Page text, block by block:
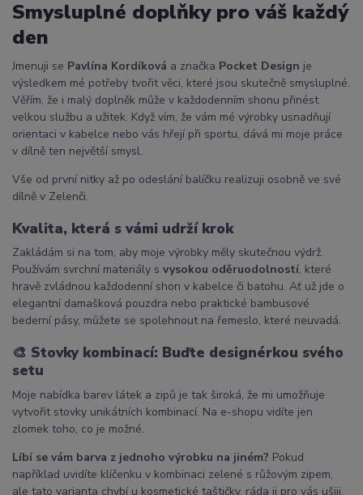
Smysluplné doplňky pro váš každý
den
Jmenuji se Pavlína Kordíková a značka Pocket Design je
výsledkem mé potřeby tvořit věci, které jsou skutečně smysluplné.
Věřím, že i malý doplněk může v každodenním shonu přinést
velkou službu a užitek. Když vím, že vám mé výrobky usnadňují
orientaci v kabelce nebo vás hřejí při sportu, dává mi moje práce
v dílně ten největší smysl.
Vše od první nitky až po odeslání balíčku realizuji osobně ve své
dílně v Zelenči.
Kvalita, která s vámi udrží krok
Zakládám si na tom, aby moje výrobky měly skutečnou výdrž.
Používám svrchní materiály s vysokou oděruodolností, které
hravě zvládnou každodenní shon v kabelce či batohu. Ať už jde o
elegantní damašková pouzdra nebo praktické bambusové
bederní pásy, můžete se spolehnout na řemeslo, které neuvadá.
🎨 Stovky kombinací: Buďte designérkou svého
setu
Moje nabídka barev látek a zipů je tak široká, že mi umožňuje
vytvořit stovky unikátních kombinací. Na e-shopu vidíte jen
zlomek toho, co je možné.
Líbí se vám barva z jednoho výrobku na jiném? Pokud
například uvidíte klíčenku v kombinaci zelené s růžovým zipem,
ale tato varianta chybí u kosmetické taštičky, ráda ji pro vás ušiji.